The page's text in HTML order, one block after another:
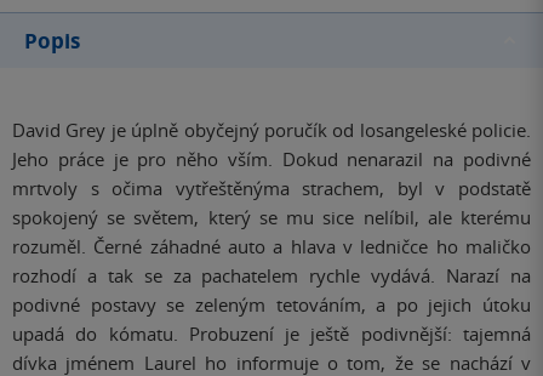
Popis
David Grey je úplně obyčejný poručík od losangeleské policie.
Jeho práce je pro něho vším. Dokud nenarazil na podivné
mrtvoly s očima vytřeštěnýma strachem, byl v podstatě
spokojený se světem, který se mu sice nelíbil, ale kterému
rozuměl. Černé záhadné auto a hlava v ledničce ho maličko
rozhodí a tak se za pachatelem rychle vydává. Narazí na
podivné postavy se zeleným tetováním, a po jejich útoku
upadá do kómatu. Probuzení je ještě podivnější: tajemná
dívka jménem Laurel ho informuje o tom, že se nachází v